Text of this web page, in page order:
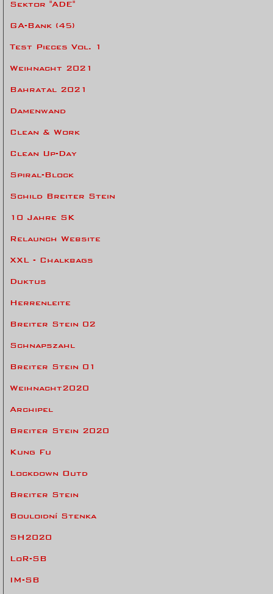
Sektor "ADE"
GA-Bank (45)
Test Pieces Vol. 1
Weihnacht 2021
Bahratal 2021
Damenwand
Clean & Work
Clean Up-Day
Spiral-Block
Schild Breiter Stein
10 Jahre SK
Relaunch Website
XXL - Chalkbags
Duktus
Herrenleite
Breiter Stein 02
Schnapszahl
Breiter Stein 01
Weihnacht2020
Archipel
Breiter Stein 2020
Kung Fu
Lockdown Outd
Breiter Stein
Bouloidní Stenka
SH2020
LoR-SB
IM-SB